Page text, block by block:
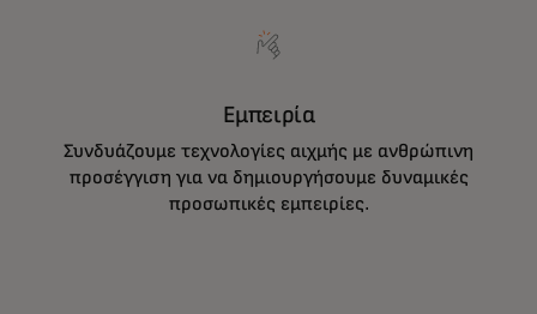
Εμπειρία
Συνδυάζουμε τεχνολογίες αιχμής με ανθρώπινη
προσέγγιση για να δημιουργήσουμε δυναμικές
προσωπικές εμπειρίες.